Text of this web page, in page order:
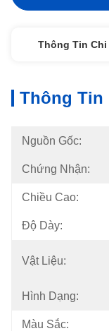
Thông Tin Chi
Thông Tin
Nguồn Gốc:
Chứng Nhận:
Chiều Cao:
Độ Dày:
Vật Liệu:
Hình Dạng:
Màu Sắc: